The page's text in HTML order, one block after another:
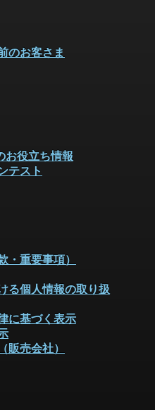
のお客さま
お役立ち情報
テスト
・重要事項）
る個人情報の取り扱
に基づく表示
販売会社）